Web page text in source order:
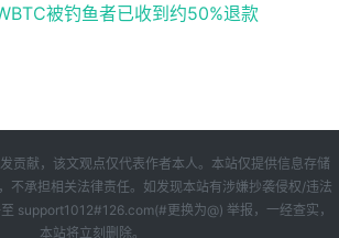
被钓鱼者已收到约50%退款
贡献，该文观点仅代表作者本人。本站仅提供信息存储
不承担相关法律责任。如发现本站有涉嫌抄袭侵权/违法
support1012#126.com(#更换为@) 举报，一经查实，
本站将立刻删除。